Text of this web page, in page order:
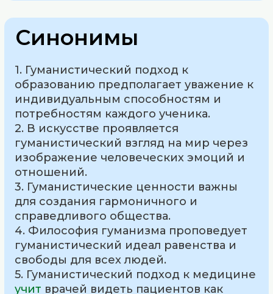
Синонимы
1. Гуманистический подход к
образованию предполагает уважение к
индивидуальным способностям и
потребностям каждого ученика.
2. В искусстве проявляется
гуманистический взгляд на мир через
изображение человеческих эмоций и
отношений.
3. Гуманистические ценности важны
для создания гармоничного и
справедливого общества.
4. Философия гуманизма проповедует
гуманистический идеал равенства и
свободы для всех людей.
5. Гуманистический подход к медицине
учит врачей видеть пациентов как